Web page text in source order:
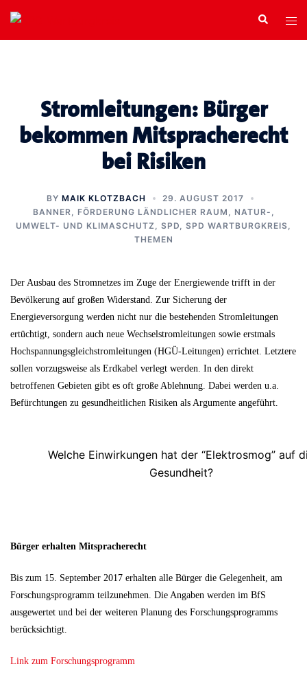
Zum
Inhalt
springen
Search
Stromleitungen: Bürger
bekommen Mitspracherecht
bei Risiken
BY MAIK KLOTZBACH
29. AUGUST 2017
BANNER
FÖRDERUNG LÄNDLICHER RAUM
NATUR-,
UMWELT- UND KLIMASCHUTZ
SPD SPD WARTBURGKREIS
THEMEN
Der Ausbau des Stromnetzes im Zuge der Energiewende trifft in der
Bevölkerung auf großen Widerstand. Zur Sicherung der
Energieversorgung werden nicht nur die bestehenden Stromleitungen
ertüchtigt, sondern auch neue Wechselstromleitungen sowie erstmals
Hochspannungsgleichstromleitungen (HGÜ-Leitungen) errichtet. Letztere
sollen vorzugsweise als Erdkabel verlegt werden. In den direkt
betroffenen Gebieten gibt es oft große Ablehnung. Dabei werden u.a.
Befürchtungen zu gesundheitlichen Risiken als Argumente angeführt.
Welche Einwirkungen hat der “Elektrosmog” auf
Gesundheit?
Bürger erhalten Mitspracherecht
Bis zum 15. September 2017 erhalten alle Bürger die Gelegenheit, am
Forschungsprogramm teilzunehmen. Die Angaben werden im BfS
ausgewertet und bei der weiteren Planung des Forschungsprogramms
berücksichtigt.
Link zum Forschungsprogramm